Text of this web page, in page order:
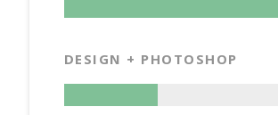
DESIGN + PHOTOSHOP